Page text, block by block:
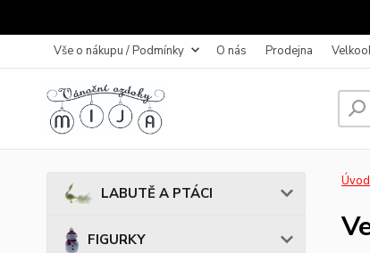
Vše o nákupu / Podmínky O nás Prodejna
LABUTĚ A PTÁCI
FIGURKY
Úvod